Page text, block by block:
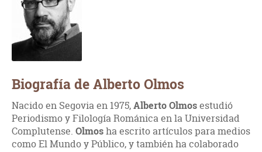
Biografía de Alberto Olmos
Nacido en Segovia en 1975,Alberto Olmosestudió
Periodismo y Filología Románica en la Universidad
Complutense. Olmosha escrito artículos para medios
como El Mundo y Público, y también ha colaborado